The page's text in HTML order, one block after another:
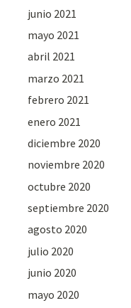
junio 2021
mayo 2021
abril 2021
marzo 2021
febrero 2021
enero 2021
diciembre 2020
noviembre 2020
octubre 2020
septiembre 2020
agosto 2020
julio 2020
junio 2020
mayo 2020